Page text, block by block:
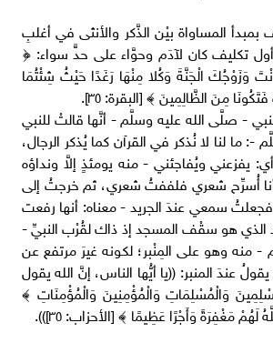
بمبدأ المساواة بيْن الذَّكر والأنثى في أغلبِ
تكليف كان لآدَم وحوَّاء على حدٍّ سواء: ﴿
وَزَوْجُكَ الْجَنَّةَ وَكُلا مِنْهَا رَغَدًا حَيْثُ شِئْتُمَا
مِنَ الظَّالِمِينَ ﴾ [البقرة: ٣٥].
- صلَّى الله عليه وسلَّم - أنَّها قالتْ للنبي
ما لنا لا نُذكر في القرآن كما يُذكر الرجال،
يفزعني ويُفاجئني - منه يومئذٍ إلاَّ ونداؤه
أُسرِّح شعري فلففتُ شعري، ثم خرجتُ إلى
سمعي عندَ الجريد - معناه: أنها رفعت
الذي هو سقْف المسجد إذ ذاك لقُرْب النبيِّ -
منه وهو على المِنْبر؛ لكونه غيرَ مرتفع عن
يقولُ عندَ المنبر: ((يا أيُّها الناس، إنَّ الله يقول
وَالْمُسْلِمَاتِ وَالْمُؤْمِنِينَ وَالْمُؤْمِنَاتِ ﴾
لَهُمْ مَغْفِرَةً وَأَجْرًا عَظِيمًا ﴾ [الأحزاب: ٣٥])).